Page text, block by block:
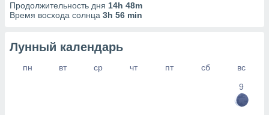
Продолжительность дня 14h 48m
Время восхода солнца 3h 56 min
Лунный календарь
пн вт ср чт пт сб
вс
9